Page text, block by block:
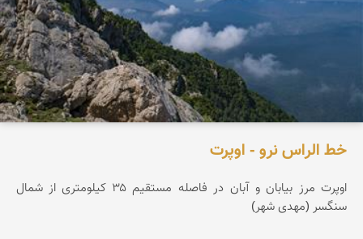
خط الراس نرو - اوپرت
اوپرت مرز بیابان و آبان در فاصله مستقیم ۳۵ کیلومتری از شمال
سنگسر (مهدی شهر)